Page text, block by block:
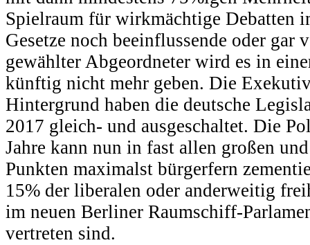
Spielraum für wirkmächtige Debatten
Gesetze noch beeinflussende oder gar
gewählter Abgeordneter wird es in
künftig nicht mehr geben. Die
Hintergrund haben die deutsche
2017 gleich- und ausgeschaltet. Die
Jahre kann nun in fast allen großen
Punkten maximalst bürgerfern
15% der liberalen oder anderweitig
im neuen Berliner Raumschiff-
vertreten sind.